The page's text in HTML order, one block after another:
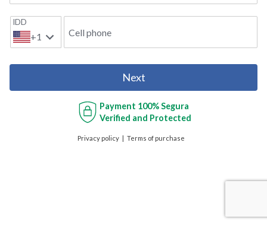
IDD
+1 Cell phone
Next
Payment 100% Segura
Verified and Protected
Privacy policy Terms of purchase